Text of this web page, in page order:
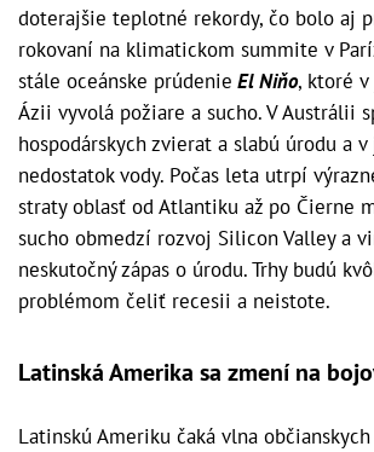
doterajšie teplotné rekordy, čo bolo aj
rokovaní na klimatickom summite v
stále oceánske prúdenie El Niňo, ktoré v
Ázii vyvolá požiare a sucho. V Austrálii
hospodárskych zvierat a slabú úrodu a
nedostatok vody. Počas leta utrpí
straty oblasť od Atlantiku až po Čierne
sucho obmedzí rozvoj Silicon Valley a
neskutočný zápas o úrodu. Trhy budú
problémom čeliť recesii a neistote.
Latinská Amerika sa zmení na
Latinskú Ameriku čaká vlna